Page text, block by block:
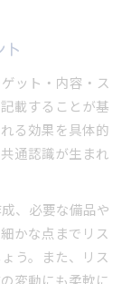
ト
ット・内容・ス
載することが基
る効果を具体的
通認識が生まれ
、必要な備品や
かな点までリス
う。また、リス
変動にも柔軟に